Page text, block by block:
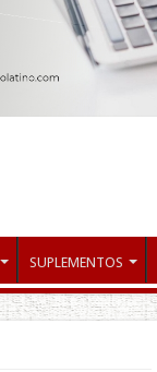
SUPLEMENTOS